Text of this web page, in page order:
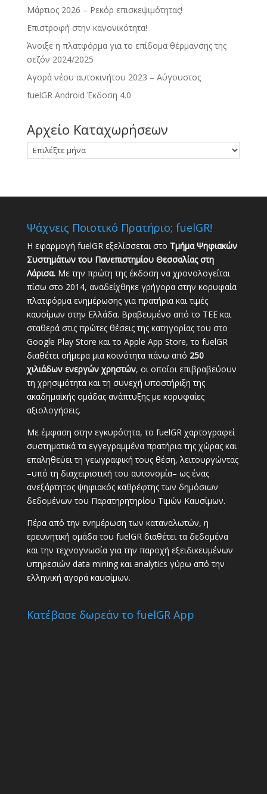
Μάρτιος 2026 – Ρεκόρ επισκεψιμότητας!
Επιστροφή στην κανονικότητα!
Άνοιξε η πλατφόρμα για το επίδομα θέρμανσης της
σεζόν 2024/2025
Αγορά νέου αυτοκινήτου 2023 – Αύγουστος
fuelGR Android Έκδοση 4.0
Αρχείο Καταχωρήσεων
Αρχείο
Καταχωρήσεων
Ψάχνεις Ποιοτικό Πρατήριο; fuelGR!
Η εφαρμογή fuelGR εξελίσσεται στο Τμήμα Ψηφιακών
Συστημάτων του Πανεπιστημίου Θεσσαλίας στη
Λάρισα.Με την πρώτη της έκδοση να χρονολογείται
πίσω στο 2014, αναδείχθηκε γρήγορα στην κορυφαία
πλατφόρμα ενημέρωσης για πρατήρια και τιμές
καυσίμων στην Ελλάδα. Βραβευμένο από το ΤΕΕ και
σταθερά στις πρώτες θέσεις της κατηγορίας του στο
Google Play Store και το Apple App Store, το fuelGR
διαθέτει σήμερα μια κοινότητα πάνω από 250
χιλιάδων ενεργών χρηστών, οι οποίοι επιβραβεύουν
τη χρησιμότητα και τη συνεχή υποστήριξη της
ακαδημαϊκής ομάδας ανάπτυξης με κορυφαίες
αξιολογήσεις.
Με έμφαση στην εγκυρότητα, το fuelGR χαρτογραφεί
συστηματικά τα εγγεγραμμένα πρατήρια της χώρας και
επαληθεύει τη γεωγραφική τους θέση, λειτουργώντας
–υπό τη διαχειριστική του αυτονομία– ως ένας
ανεξάρτητος ψηφιακός καθρέφτης των δημόσιων
δεδομένων του Παρατηρητηρίου Τιμών Καυσίμων.
Πέρα από την ενημέρωση των καταναλωτών, η
ερευνητική ομάδα του fuelGR διαθέτει τα δεδομένα
και την τεχνογνωσία για την παροχή εξειδικευμένων
υπηρεσιών data mining και analytics γύρω από την
ελληνική αγορά καυσίμων.
Κατέβασε δωρεάν το fuelGR App